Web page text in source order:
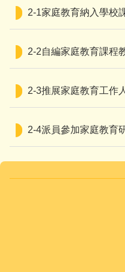
2-1家庭教育納入學校
2-2自編家庭教育課程
2-3推展家庭教育工作
2-4派員參加家庭教育